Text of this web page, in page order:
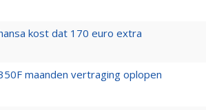
kost dat 170 euro extra
maanden vertraging oplopen